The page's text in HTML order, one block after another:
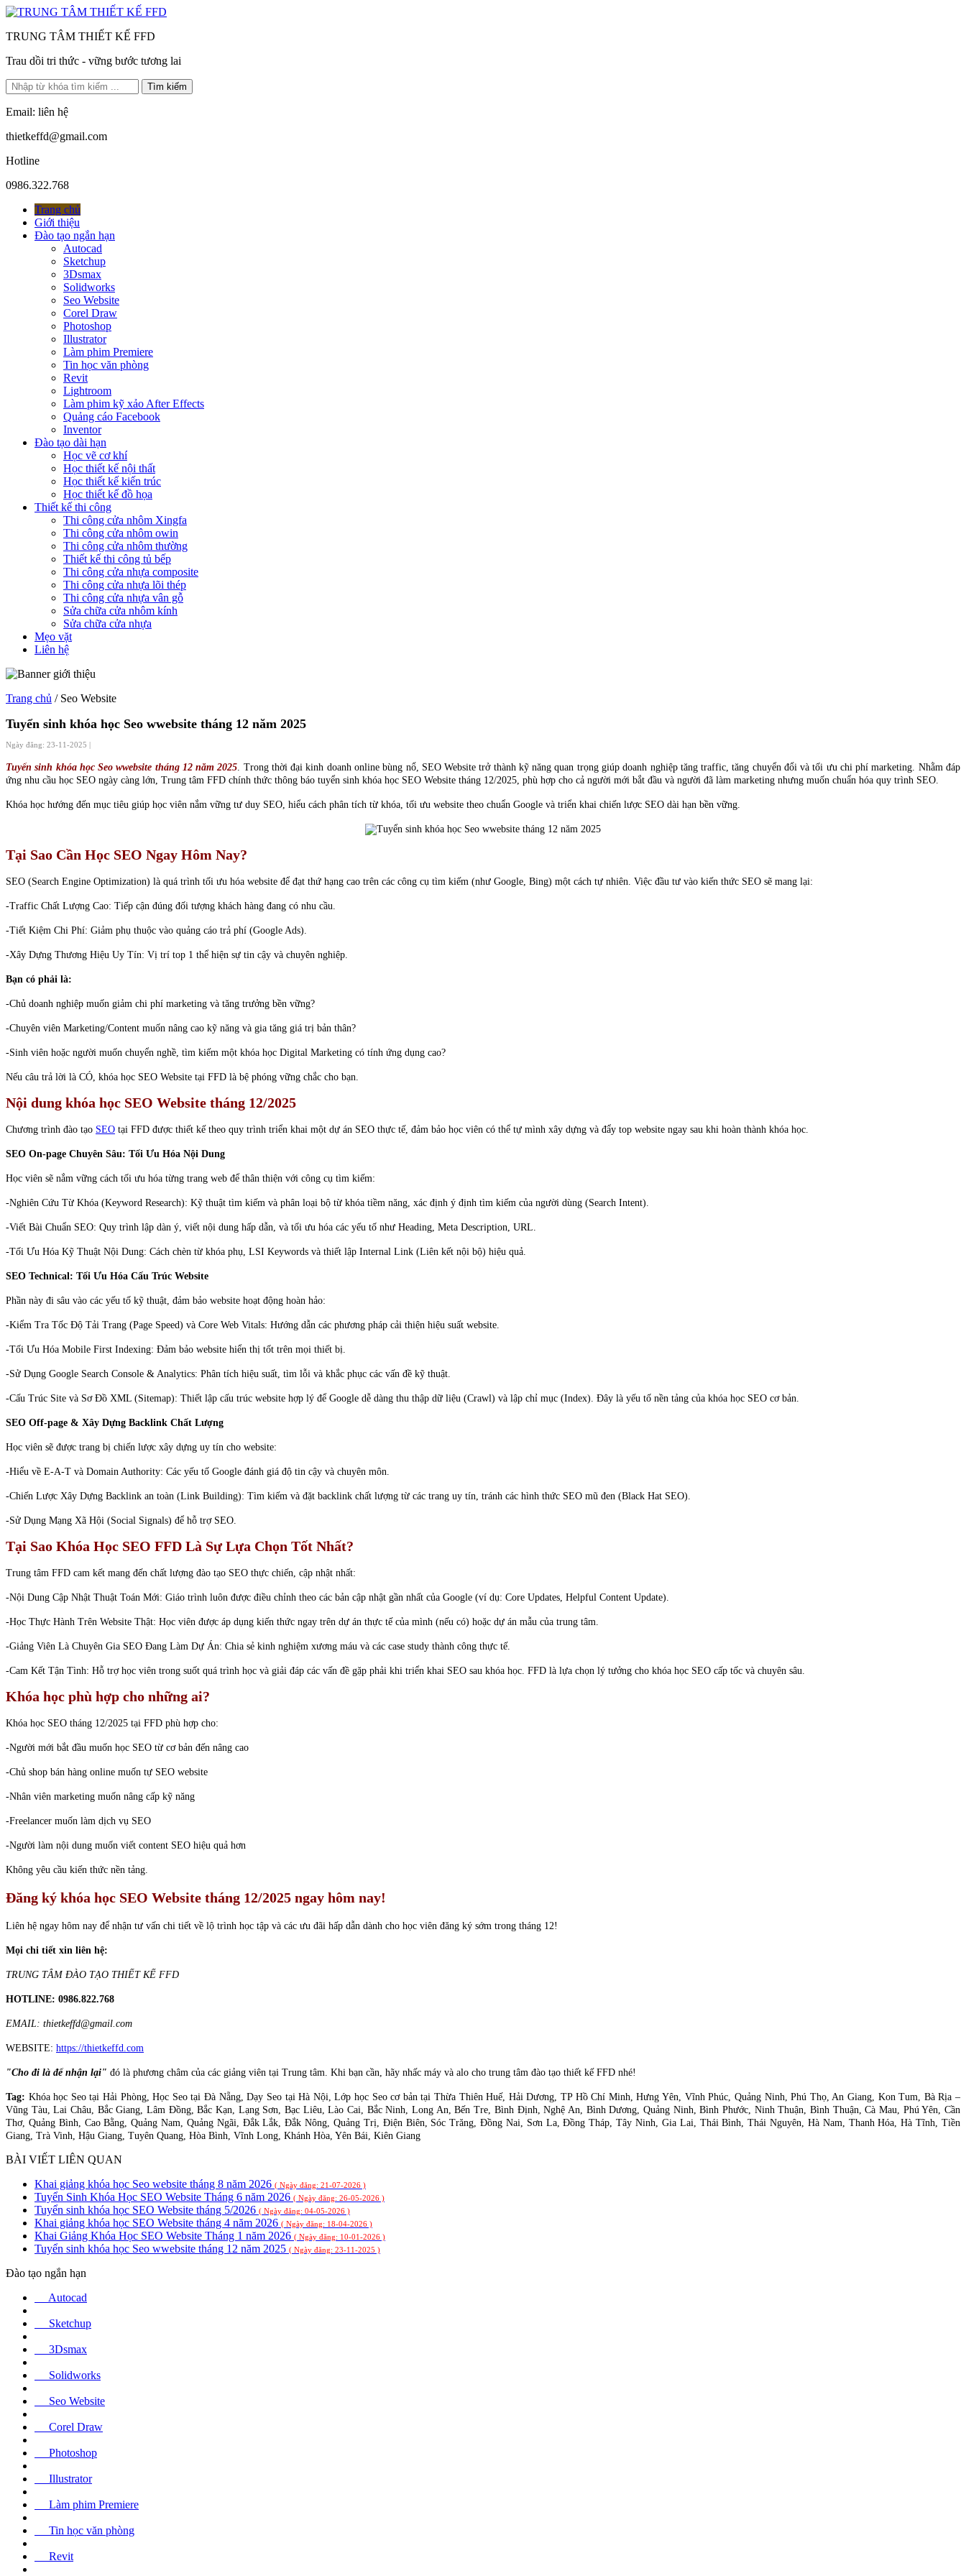
TRUNG TÂM THIẾT KẾ FFD
Trau dồi tri thức - vững bước tương lai
Tìm kiếm
Email: liên hệ
thietkeffd@gmail.com
Hotline
0986.322.768
Trang chủ
Giới thiệu
Đào tạo ngắn hạn
Autocad
Sketchup
3Dsmax
Solidworks
Seo Website
Corel Draw
Photoshop
Illustrator
Làm phim Premiere
Tin học văn phòng
Revit
Lightroom
Làm phim kỹ xảo After Effects
Quảng cáo Facebook
Inventor
Đào tạo dài hạn
Học vẽ cơ khí
Học thiết kế nội thất
Học thiết kế kiến trúc
Học thiết kế đồ họa
Thiết kế thi công
Thi công cửa nhôm Xingfa
Thi công cửa nhôm owin
Thi công cửa nhôm thường
Thiết kế thi công tủ bếp
Thi công cửa nhựa composite
Thi công cửa nhựa lõi thép
Thi công cửa nhựa vân gỗ
Sửa chữa cửa nhôm kính
Sửa chữa cửa nhựa
Mẹo vặt
Liên hệ
Trang chủ / Seo Website
Tuyển sinh khóa học Seo wwebsite tháng 12 năm 2025
Ngày đăng: 23-11-2025 |
Tuyển sinh khóa học Seo wwebsite tháng 12 năm 2025. Trong thời đại kinh doanh online bùng nổ, SEO Website trở thành kỹ năng quan trọng giúp doanh nghiệp tăng traffic, tăng chuyển đổi và tối ưu chi phí marketing. Nhằm đáp
ứng nhu cầu học SEO ngày càng lớn, Trung tâm FFD chính thức thông báo tuyển sinh khóa học SEO Website tháng 12/2025, phù hợp cho cả người mới bắt đầu và người đã làm marketing nhưng muốn chuẩn hóa quy trình SEO.
Khóa học hướng đến mục tiêu giúp học viên nắm vững tư duy SEO, hiểu cách phân tích từ khóa, tối ưu website theo chuẩn Google và triển khai chiến lược SEO dài hạn bền vững.
Tại Sao Cần Học SEO Ngay Hôm Nay?
SEO (Search Engine Optimization) là quá trình tối ưu hóa website để đạt thứ hạng cao trên các công cụ tìm kiếm (như Google, Bing) một cách tự nhiên. Việc đầu tư vào kiến thức SEO sẽ mang lại:
-Traffic Chất Lượng Cao: Tiếp cận đúng đối tượng khách hàng đang có nhu cầu.
-Tiết Kiệm Chi Phí: Giảm phụ thuộc vào quảng cáo trả phí (Google Ads).
-Xây Dựng Thương Hiệu Uy Tín: Vị trí top 1 thể hiện sự tin cậy và chuyên nghiệp.
Bạn có phải là:
-Chủ doanh nghiệp muốn giảm chi phí marketing và tăng trưởng bền vững?
-Chuyên viên Marketing/Content muốn nâng cao kỹ năng và gia tăng giá trị bản thân?
-Sinh viên hoặc người muốn chuyển nghề, tìm kiếm một khóa học Digital Marketing có tính ứng dụng cao?
Nếu câu trả lời là CÓ, khóa học SEO Website tại FFD là bệ phóng vững chắc cho bạn.
Nội dung khóa học SEO Website tháng 12/2025
Chương trình đào tạo SEO tại FFD được thiết kế theo quy trình triển khai một dự án SEO thực tế, đảm bảo học viên có thể tự mình xây dựng và đẩy top website ngay sau khi hoàn thành khóa học.
SEO On-page Chuyên Sâu: Tối Ưu Hóa Nội Dung
Học viên sẽ nắm vững cách tối ưu hóa từng trang web để thân thiện với công cụ tìm kiếm:
-Nghiên Cứu Từ Khóa (Keyword Research): Kỹ thuật tìm kiếm và phân loại bộ từ khóa tiềm năng, xác định ý định tìm kiếm của người dùng (Search Intent).
-Viết Bài Chuẩn SEO: Quy trình lập dàn ý, viết nội dung hấp dẫn, và tối ưu hóa các yếu tố như Heading, Meta Description, URL.
-Tối Ưu Hóa Kỹ Thuật Nội Dung: Cách chèn từ khóa phụ, LSI Keywords và thiết lập Internal Link (Liên kết nội bộ) hiệu quả.
SEO Technical: Tối Ưu Hóa Cấu Trúc Website
Phần này đi sâu vào các yếu tố kỹ thuật, đảm bảo website hoạt động hoàn hảo:
-Kiểm Tra Tốc Độ Tải Trang (Page Speed) và Core Web Vitals: Hướng dẫn các phương pháp cải thiện hiệu suất website.
-Tối Ưu Hóa Mobile First Indexing: Đảm bảo website hiển thị tốt trên mọi thiết bị.
-Sử Dụng Google Search Console & Analytics: Phân tích hiệu suất, tìm lỗi và khắc phục các vấn đề kỹ thuật.
-Cấu Trúc Site và Sơ Đồ XML (Sitemap): Thiết lập cấu trúc website hợp lý để Google dễ dàng thu thập dữ liệu (Crawl) và lập chỉ mục (Index). Đây là yếu tố nền tảng của khóa học SEO cơ bản.
SEO Off-page & Xây Dựng Backlink Chất Lượng
Học viên sẽ được trang bị chiến lược xây dựng uy tín cho website:
-Hiểu về E-A-T và Domain Authority: Các yếu tố Google đánh giá độ tin cậy và chuyên môn.
-Chiến Lược Xây Dựng Backlink an toàn (Link Building): Tìm kiếm và đặt backlink chất lượng từ các trang uy tín, tránh các hình thức SEO mũ đen (Black Hat SEO).
-Sử Dụng Mạng Xã Hội (Social Signals) để hỗ trợ SEO.
Tại Sao Khóa Học SEO FFD Là Sự Lựa Chọn Tốt Nhất?
Trung tâm FFD cam kết mang đến chất lượng đào tạo SEO thực chiến, cập nhật nhất:
-Nội Dung Cập Nhật Thuật Toán Mới: Giáo trình luôn được điều chỉnh theo các bản cập nhật gần nhất của Google (ví dụ: Core Updates, Helpful Content Update).
-Học Thực Hành Trên Website Thật: Học viên được áp dụng kiến thức ngay trên dự án thực tế của mình (nếu có) hoặc dự án mẫu của trung tâm.
-Giảng Viên Là Chuyên Gia SEO Đang Làm Dự Án: Chia sẻ kinh nghiệm xương máu và các case study thành công thực tế.
-Cam Kết Tận Tình: Hỗ trợ học viên trong suốt quá trình học và giải đáp các vấn đề gặp phải khi triển khai SEO sau khóa học. FFD là lựa chọn lý tưởng cho khóa học SEO cấp tốc và chuyên sâu.
Khóa học phù hợp cho những ai?
Khóa học SEO tháng 12/2025 tại FFD phù hợp cho:
-Người mới bắt đầu muốn học SEO từ cơ bản đến nâng cao
-Chủ shop bán hàng online muốn tự SEO website
-Nhân viên marketing muốn nâng cấp kỹ năng
-Freelancer muốn làm dịch vụ SEO
-Người làm nội dung muốn viết content SEO hiệu quả hơn
Không yêu cầu kiến thức nền tảng.
Đăng ký khóa học SEO Website tháng 12/2025 ngay hôm nay!
Liên hệ ngay hôm nay để nhận tư vấn chi tiết về lộ trình học tập và các ưu đãi hấp dẫn dành cho học viên đăng ký sớm trong tháng 12!
Mọi chi tiết xin liên hệ:
TRUNG TÂM ĐÀO TẠO THIẾT KẾ FFD
HOTLINE: 0986.822.768
EMAIL: thietkeffd@gmail.com
WEBSITE: https://thietkeffd.com
"Cho đi là để nhận lại" đó là phương châm của các giảng viên tại Trung tâm. Khi bạn cần, hãy nhấc máy và alo cho trung tâm đào tạo thiết kế FFD nhé!
Tag: Khóa học Seo tại Hải Phòng, Học Seo tại Đà Nẵng, Dạy Seo tại Hà Nội, Lớp học Seo cơ bản tại Thừa Thiên Huế, Hải Dương, TP Hồ Chí Minh, Hưng Yên, Vĩnh Phúc, Quảng Ninh, Phú Thọ, An Giang, Kon Tum, Bà Rịa –
Vũng Tàu, Lai Châu, Bắc Giang, Lâm Đồng, Bắc Kạn, Lạng Sơn, Bạc Liêu, Lào Cai, Bắc Ninh, Long An, Bến Tre, Bình Định, Nghệ An, Bình Dương, Quảng Ninh, Bình Phước, Ninh Thuận, Bình Thuận, Cà Mau, Phú Yên, Cần
Thơ, Quảng Bình, Cao Bằng, Quảng Nam, Quảng Ngãi, Đắk Lắk, Đắk Nông, Quảng Trị, Điện Biên, Sóc Trăng, Đồng Nai, Sơn La, Đồng Tháp, Tây Ninh, Gia Lai, Thái Bình, Thái Nguyên, Hà Nam, Thanh Hóa, Hà Tĩnh, Tiền
Giang, Trà Vinh, Hậu Giang, Tuyên Quang, Hòa Bình, Vĩnh Long, Khánh Hòa, Yên Bái, Kiên Giang
BÀI VIẾT LIÊN QUAN
Khai giảng khóa học Seo website tháng 8 năm 2026 ( Ngày đăng: 21-07-2026 )
Tuyển Sinh Khóa Học SEO Website Tháng 6 năm 2026 ( Ngày đăng: 26-05-2026 )
Tuyển sinh khóa học SEO Website tháng 5/2026 ( Ngày đăng: 04-05-2026 )
Khai giảng khóa học SEO Website tháng 4 năm 2026 ( Ngày đăng: 18-04-2026 )
Khai Giảng Khóa Học SEO Website Tháng 1 năm 2026 ( Ngày đăng: 10-01-2026 )
Tuyển sinh khóa học Seo wwebsite tháng 12 năm 2025 ( Ngày đăng: 23-11-2025 )
Đào tạo ngắn hạn
Autocad
Sketchup
3Dsmax
Solidworks
Seo Website
Corel Draw
Photoshop
Illustrator
Làm phim Premiere
Tin học văn phòng
Revit